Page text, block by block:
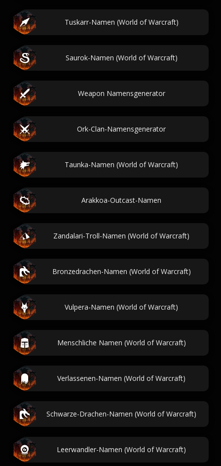
Tuskarr-Namen (World of Warcraft)
Saurok-Namen (World of Warcraft)
Weapon Namensgenerator
Ork-Clan-Namensgenerator
Taunka-Namen (World of Warcraft)
Arakkoa-Outcast-Namen
Zandalari-Troll-Namen (World of Warcraft)
Bronzedrachen-Namen (World of Warcraft)
Vulpera-Namen (World of Warcraft)
Menschliche Namen (World of Warcraft)
Verlassenen-Namen (World of Warcraft)
Schwarze-Drachen-Namen (World of Warcraft)
Leerwandler-Namen (World of Warcraft)